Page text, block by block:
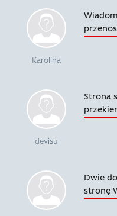
Karolina
devisu
Strona
Dwie
stronę